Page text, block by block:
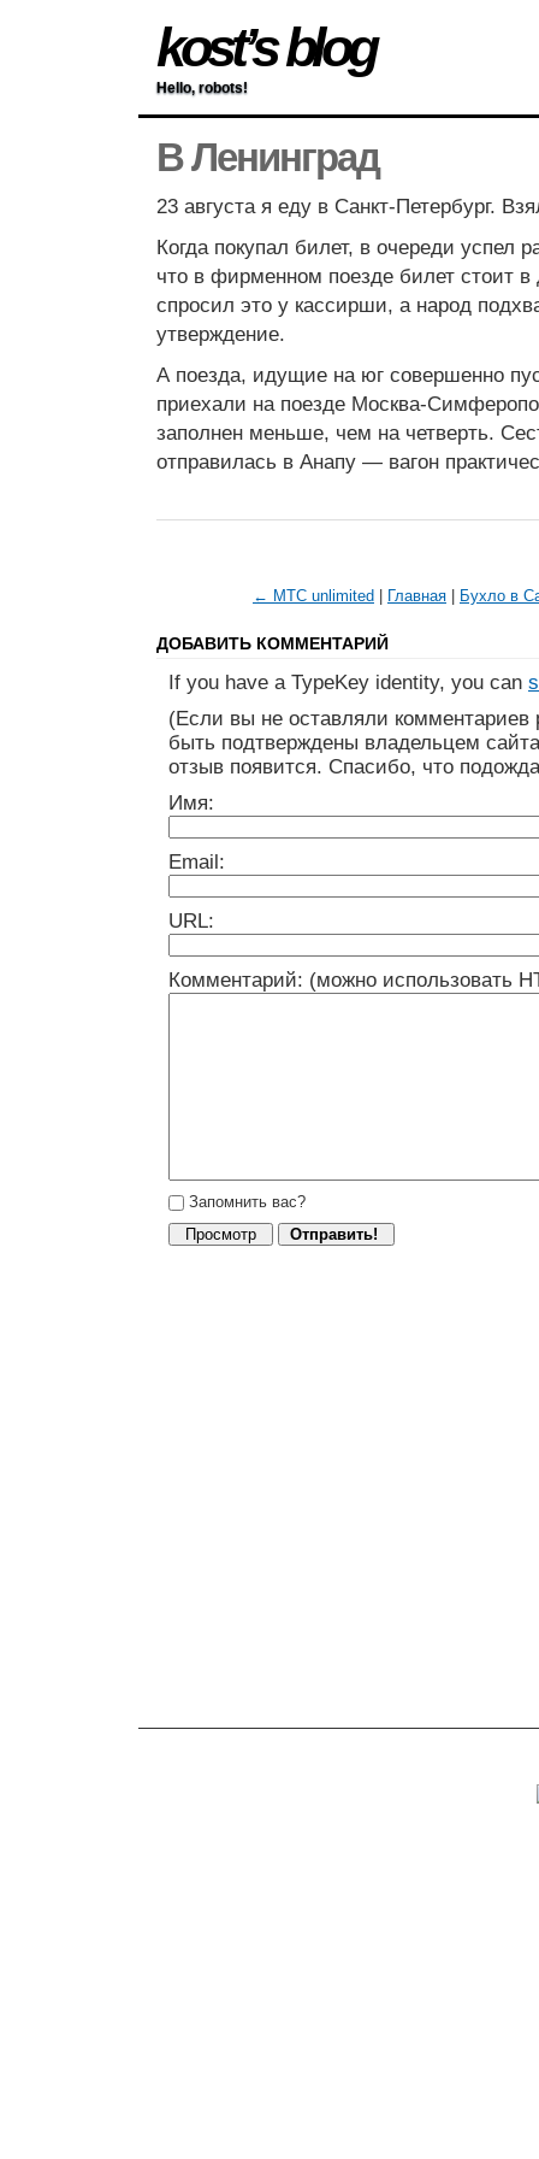
kost’s blog
Hello, robots!
В Ленинград
23 августа я еду в Санкт-Петербург.
Когда покупал билет, в очереди успел
что в фирменном поезде билет стоит
спросил это у кассирши, а народ
утверждение.
А поезда, идущие на юг совершенно
приехали на поезде Москва-
заполнен меньше, чем на четверть.
отправилась в Анапу — вагон
← МТС unlimited Главная Бухло в
ДОБАВИТЬ КОММЕНТАРИЙ
If you have a TypeKey identity, you can
(Если вы не оставляли
быть подтверждены владельцем
отзыв появится. Спасибо, что
Имя:
Email:
URL:
Комментарий: (можно использовать
Запомнить вас?